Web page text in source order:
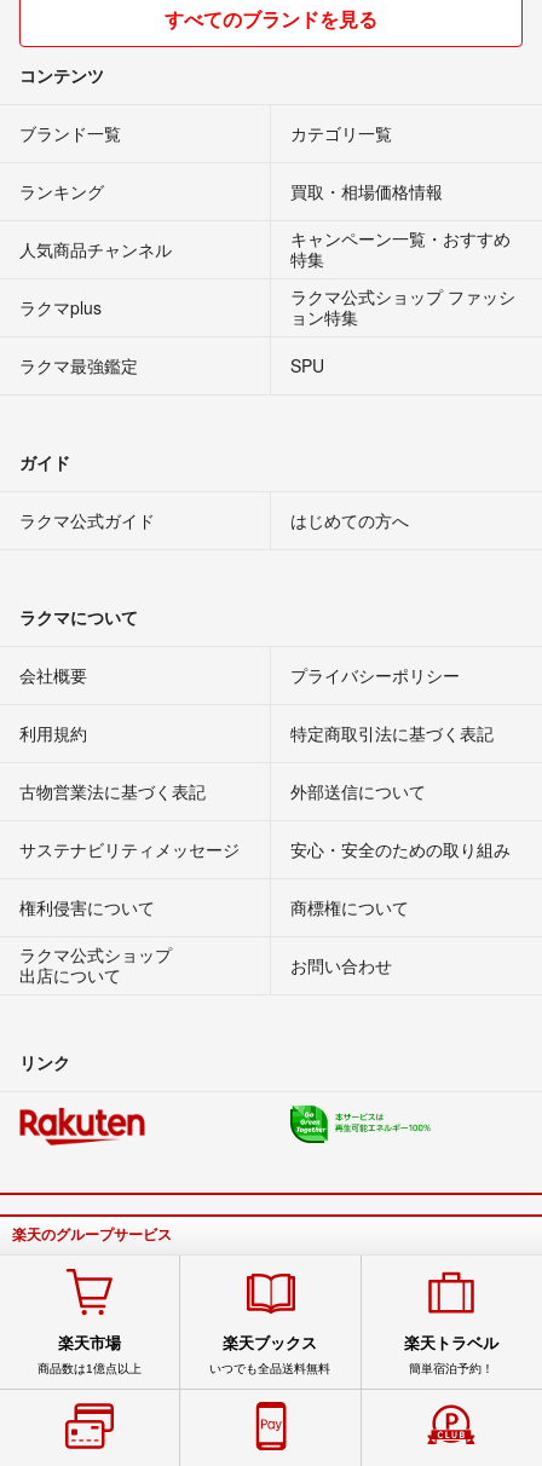
すべてのブランドを見る
コンテンツ
ブランド一覧 カテゴリ一覧
ランキング 買取・相場価格情報
人気商品チャンネル
キャンペーン一覧・おすすめ
特集
ラクマplus
ラクマ公式ショップ ファッシ
ョン特集
ラクマ最強鑑定
SPU
ガイド
ラクマ公式ガイド はじめての方へ
ラクマについて
会社概要 プライバシーポリシー
利用規約 特定商取引法に基づく表記
古物営業法に基づく表記 外部送信について
サステナビリティメッセージ 安心・安全のための取り組み
権利侵害について
商標権について
ラクマ公式ショップ
出店について
お問い合わせ
リンク
楽天のグループサービス
楽天市場
商品数は1億点以上
楽天ブックス
いつでも全品送料無料
楽天トラベル
簡単宿泊予約！